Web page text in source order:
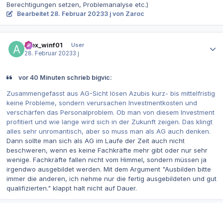
Berechtigungen setzen, Problemanalyse etc.)
Bearbeitet 28. Februar 20233 j von Zaroc
Alex_winf01
User
28. Februar 20233 j
vor 40 Minuten schrieb bigvic:
Zusammengefasst aus AG-Sicht lösen Azubis kurz- bis mittelfristig
keine Probleme, sondern verursachen Investmentkosten und
verschärfen das Personalproblem. Ob man von diesem Investment
profitiert und wie lange wird sich in der Zukunft zeigen. Das klingt
alles sehr unromantisch, aber so muss man als AG auch denken.
Dann sollte man sich als AG im Laufe der Zeit auch nicht
beschweren, wenn es keine Fachkräfte mehr gibt oder nur sehr
wenige. Fachkräfte fallen nicht vom Himmel, sondern müssen ja
irgendwo ausgebildet werden. Mit dem Argument "Ausbilden bitte
immer die anderen, ich nehme nur die fertig ausgebildeten und gut
qualifizierten." klappt halt nicht auf Dauer.